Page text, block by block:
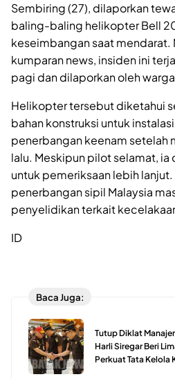
Sembiring (27), dilaporkan
baling-baling helikopter Bell
keseimbangan saat mendarat.
kumparan news, insiden ini
pagi dan dilaporkan oleh
Helikopter tersebut diketahui
bahan konstruksi untuk
penerbangan keenam setelah
lalu. Meskipun pilot selamat, ia
untuk pemeriksaan lebih
penerbangan sipil Malaysia
penyelidikan terkait
ID
Baca Juga:
Tutup Diklat
Harli Siregar Beri
Perkuat Tata Kelola